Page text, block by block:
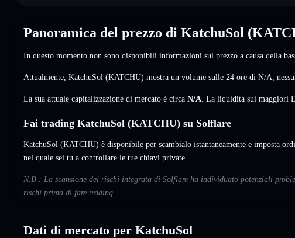
Panoramica del prezzo di KatchuSol
In questo momento non sono disponibili informazioni sul prezzo a causa della
Attualmente, KatchuSol (KATCHU) mostra un volume sulle 24 ore di N/A
La sua attuale capitalizzazione di mercato è circa N/A . La liquidità sui maggiori
Fai trading KatchuSol (KATCHU) su Solflare
KatchuSol (KATCHU) è disponibile per scambialo istantaneamente e imposta
nel quale sei tu a controllare le tue chiavi private.
N.B.: La scansione dei rischi integrata di Solflare ha individuato potenziali
rischi prima di fare trading.
Dati di mercato per KatchuSol